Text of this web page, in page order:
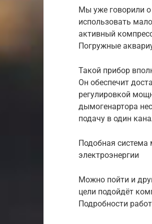
Мы уже говорили
использовать
активный
Погружные
Такой прибор
Он обеспечит
регулировкой
дымогенартора
подачу в один
Подобная система
электроэнергии
Можно пойти и
цели подойдёт
Подробности